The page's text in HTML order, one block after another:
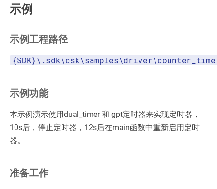
示例
示例工程路径
示例功能
本示例演示使用dual_timer 和 gpt定时器来实现定时器，
10s后，停止定时器，12s后在main函数中重新启用定时
器。
准备工作